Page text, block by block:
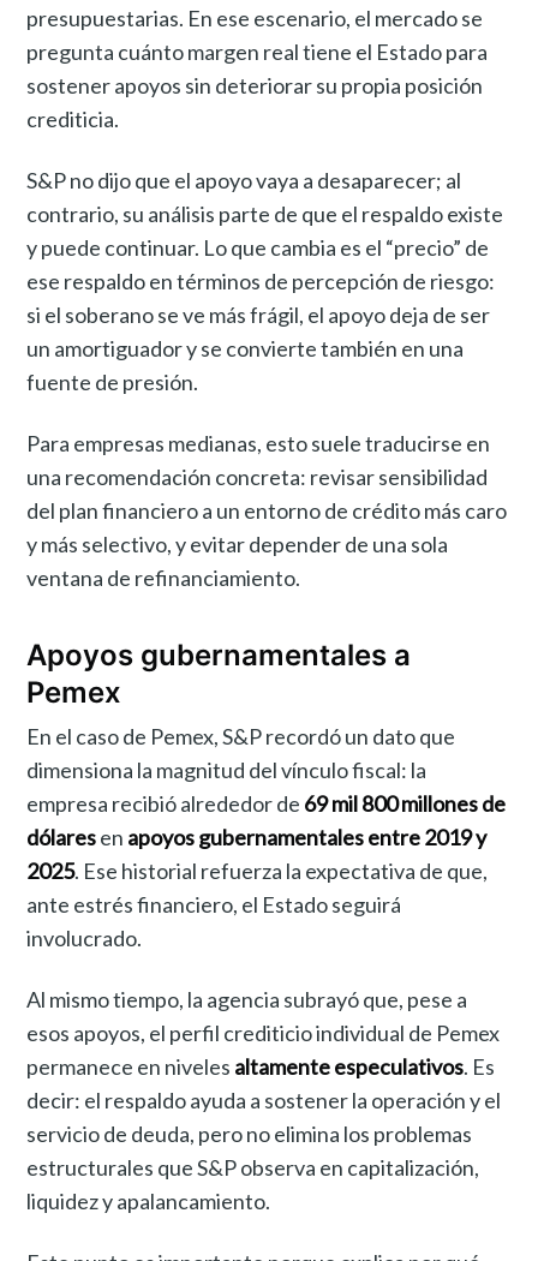
presupuestarias. En ese escenario, el mercado se
pregunta cuánto margen real tiene el Estado para
sostener apoyos sin deteriorar su propia posición
crediticia.
S&P no dijo que el apoyo vaya a desaparecer; al
contrario, su análisis parte de que el respaldo existe
y puede continuar. Lo que cambia es el “precio” de
ese respaldo en términos de percepción de riesgo:
si el soberano se ve más frágil, el apoyo deja de ser
un amortiguador y se convierte también en una
fuente de presión.
Para empresas medianas, esto suele traducirse en
una recomendación concreta: revisar sensibilidad
del plan financiero a un entorno de crédito más caro
y más selectivo, y evitar depender de una sola
ventana de refinanciamiento.
Apoyos gubernamentales a
Pemex
En el caso de Pemex, S&P recordó un dato que
dimensiona la magnitud del vínculo fiscal: la
empresa recibió alrededor de 69 mil 800 millones de
dólaresen apoyos gubernamentales entre 2019 y
2025. Ese historial refuerza la expectativa de que,
ante estrés financiero, el Estado seguirá
involucrado.
Al mismo tiempo, la agencia subrayó que, pese a
esos apoyos, el perfil crediticio individual de Pemex
permanece en niveles altamente especulativos. Es
decir: el respaldo ayuda a sostener la operación y el
servicio de deuda, pero no elimina los problemas
estructurales que S&P observa en capitalización,
liquidez y apalancamiento.